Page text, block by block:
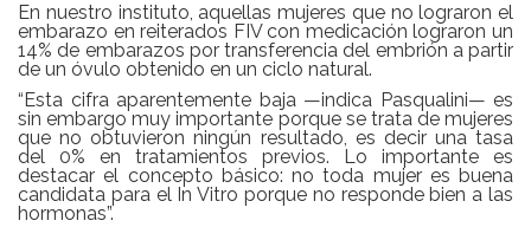
En nuestro instituto, aquellas mujeres que no lograron el
embarazo en reiterados FIV con medicación lograron un
14% de embarazos por transferencia del embrión a partir
de un óvulo obtenido en un ciclo natural.
“Esta cifra aparentemente baja —indica Pasqualini— es
sin embargo muy importante porque se trata de mujeres
que no obtuvieron ningún resultado, es decir una tasa
del 0% en tratamientos previos. Lo importante es
destacar el concepto básico: no toda mujer es buena
candidata para el In Vitro porque no responde bien a las
hormonas”.